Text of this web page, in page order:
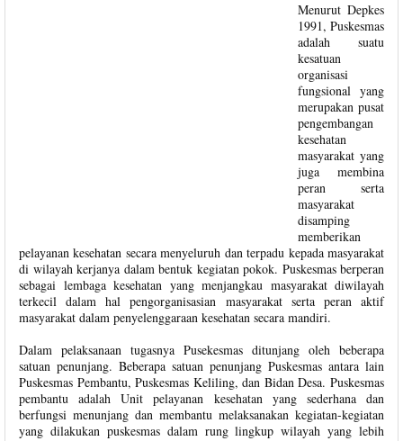
Menurut Depkes
1991, Puskesmas
adalah suatu
kesatuan
organisasi
fungsional yang
merupakan pusat
pengembangan
kesehatan
masyarakat yang
juga membina
peran serta
masyarakat
disamping
memberikan
pelayanan kesehatan secara menyeluruh dan terpadu kepada masyarakat
di wilayah kerjanya dalam bentuk kegiatan pokok. Puskesmas berperan
sebagai lembaga kesehatan yang menjangkau masyarakat diwilayah
terkecil dalam hal pengorganisasian masyarakat serta peran aktif
masyarakat dalam penyelenggaraan kesehatan secara mandiri.
Dalam pelaksanaan tugasnya Pusekesmas ditunjang oleh beberapa
satuan penunjang. Beberapa satuan penunjang Puskesmas antara lain
Puskesmas Pembantu, Puskesmas Keliling, dan Bidan Desa. Puskesmas
pembantu adalah Unit pelayanan kesehatan yang sederhana dan
berfungsi menunjang dan membantu melaksanakan kegiatan-kegiatan
yang dilakukan puskesmas dalam rung lingkup wilayah yang lebih